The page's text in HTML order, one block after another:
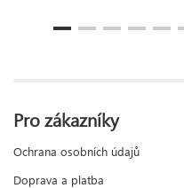
Pro zákazníky
Ochrana osobních údajů
Doprava a platba